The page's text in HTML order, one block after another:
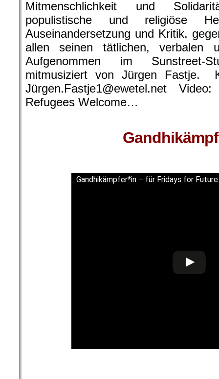
Mitmenschlichkeit und
populistische und religiöse
Auseinandersetzung und Kritik,
allen seinen tätlichen,
Aufgenommen im Sunstreet-
mitmusiziert von Jürgen Fastje.
Jürgen.Fastje1@ewetel.net
Refugees Welcome…
Gandhikämpfer*in – für Fridays for Future